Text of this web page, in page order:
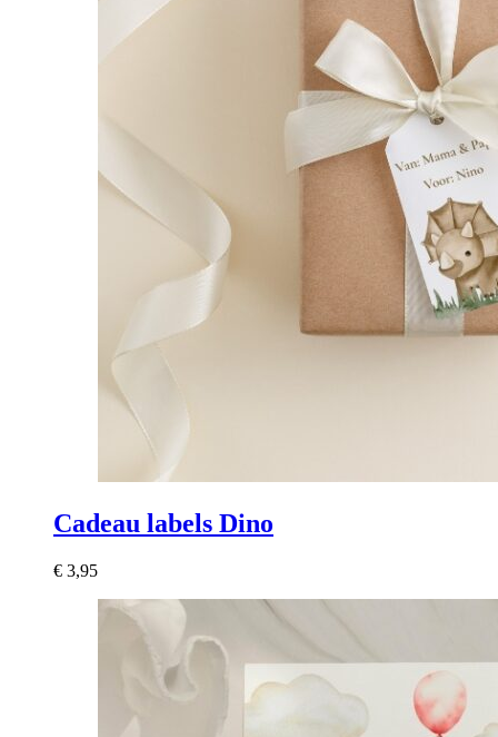
Cadeau labels Dino
€ 3,95